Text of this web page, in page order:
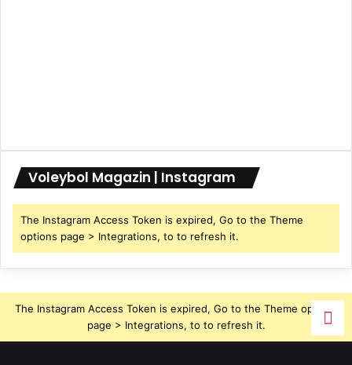
Voleybol Magazin | Instagram
The Instagram Access Token is expired, Go to the Theme
options page > Integrations, to to refresh it.
The Instagram Access Token is expired, Go to the Theme options
page > Integrations, to to refresh it.